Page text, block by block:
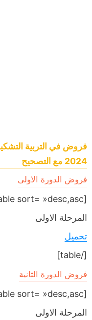
2024 مع التصحيح
فروض الدورة الاولى
[table sort= »desc,asc »]
المرحلة الاولى
تحميل
[/table]
فروض الدورة الثانية
[table sort= »desc,asc »]
المرحلة الاولى